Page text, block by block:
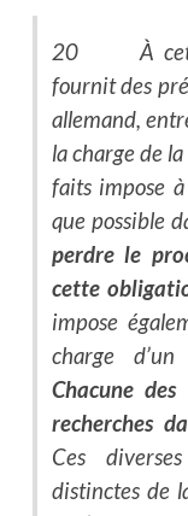
20 À cet
fournit des
allemand,
la charge de
faits impose
que possible
perdre le
cette
impose
charge
Chacune
recherches
Ces
distinctes de